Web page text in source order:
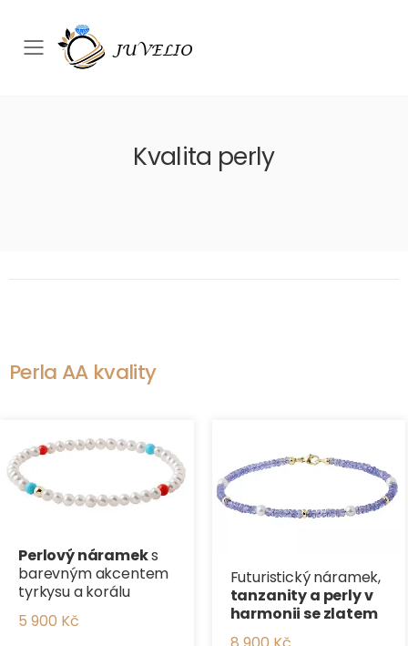
Přepínač mobilního menu
Kvalita perly
Perla AA kvality
Perlový nárameks
barevným akcentem
tyrkysu a korálu
5 900 Kč
Futuristický náramek,
tanzanity a perly v
harmonii se zlatem